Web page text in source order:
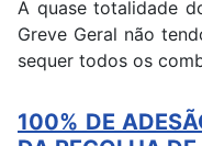
A quase totalidade
Greve Geral não
sequer todos os
100% DE